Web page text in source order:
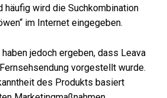
häufig wird die Suchkombination
im Internet eingegeben.
jedoch ergeben, dass Leava
vorgestellt wurde.
des Produkts basiert